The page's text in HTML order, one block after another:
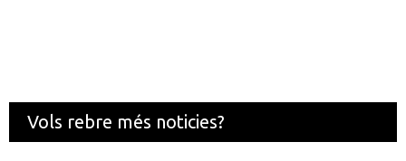
Vols rebre més noticies?